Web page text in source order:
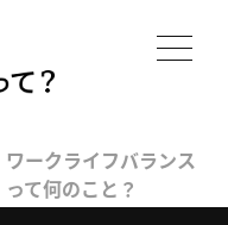
ワークライフバランス
って何のこと？